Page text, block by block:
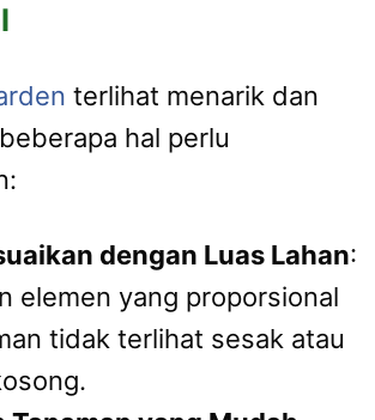
terlihat menarik dan
hal perlu
dengan Luas Lahan:
elemen yang proporsional
tidak terlihat sesak atau